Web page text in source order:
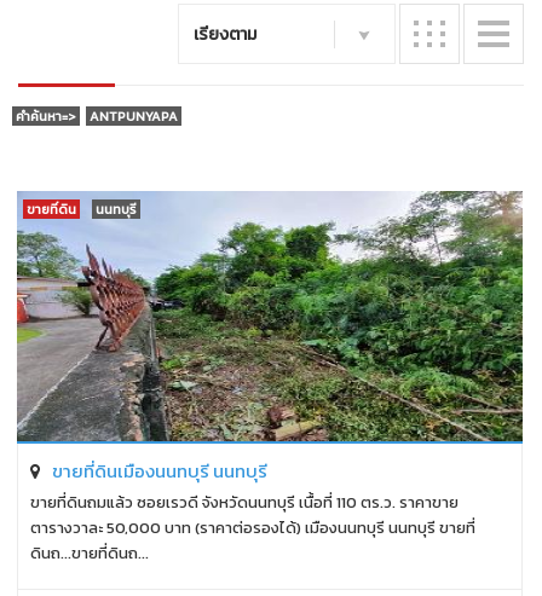
เรียงตาม
คำค้นหา=> ANTPUNYAPA
ขายที่ดิน นนทบุรี
ขายที่ดินเมืองนนทบุรี นนทบุรี
ขายที่ดินถมแล้ว ซอยเรวดี จังหวัดนนทบุรี เนื้อที่ 110 ตร.ว. ราคาขาย
ตารางวาละ 50,000 บาท (ราคาต่อรองได้) เมืองนนทบุรี นนทบุรี ขายที่
ดินถ...ขายที่ดินถ...